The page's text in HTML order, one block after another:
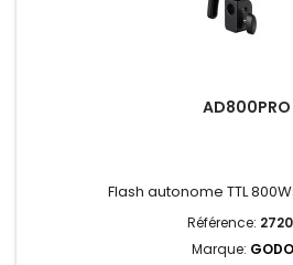
AD800PRO
Flash autonome TTL
Référence:
Marque: